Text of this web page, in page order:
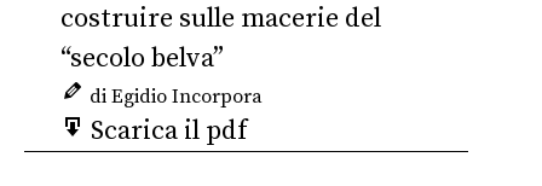
costruire sulle macerie del
“secolo belva”
di Egidio Incorpora
Scarica il pdf